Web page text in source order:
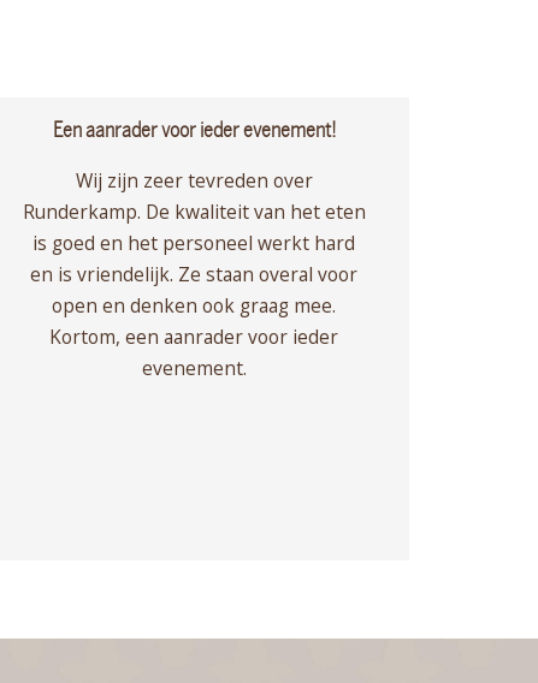
Een aanrader voor ieder evenement!
Wij zijn zeer tevreden over
Runderkamp. De kwaliteit van het eten
is goed en het personeel werkt hard
en is vriendelijk. Ze staan overal voor
open en denken ook graag mee.
Kortom, een aanrader voor ieder
evenement.